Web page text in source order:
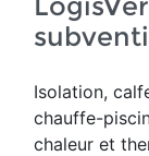
Isolation,
chauffe-
chaleur et